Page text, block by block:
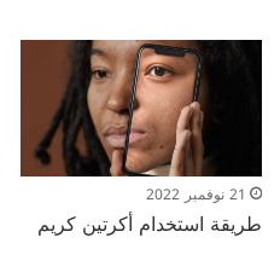
21 نوفمبر 2022
طريقة استخدام أكرتين كريم